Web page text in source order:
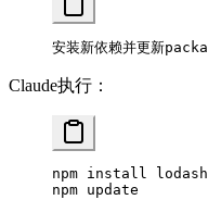
安装新依赖并更新
Claude执行：
npm install lodash
npm update